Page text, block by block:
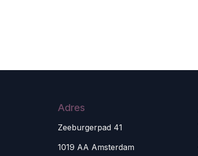
Adres
Zeeburgerpad 41
1019 AA Amsterdam